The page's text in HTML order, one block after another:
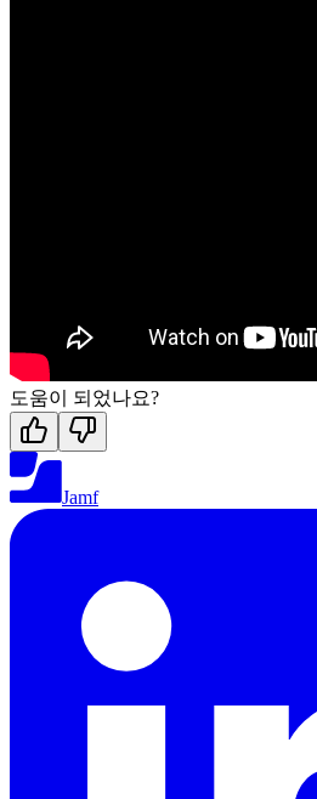
도움이 되었나요?
Jamf